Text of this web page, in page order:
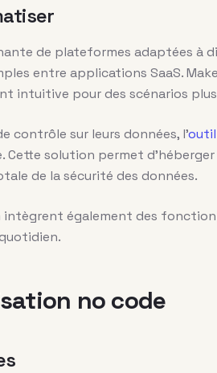
de plateformes adaptées à
entre applications SaaS.
intuitive pour des scénarios
contrôle sur leurs données, l’
solution permet
de la sécurité des données.
intègrent également des
no code